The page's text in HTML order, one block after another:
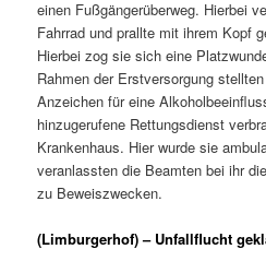
einen Fußgängerüberweg. Hierbei
Fahrrad und prallte mit ihrem Kopf
Hierbei zog sie sich eine
Rahmen der Erstversorgung
Anzeichen für eine
hinzugerufene Rettungsdienst
Krankenhaus. Hier wurde sie
veranlassten die Beamten bei ihr
zu Beweiszwecken.
(Limburgerhof) – Unfallflucht